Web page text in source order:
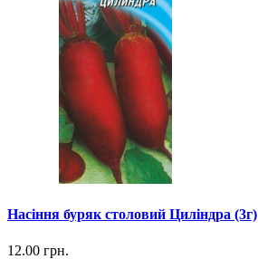
Насіння буряк столовий Циліндра (3г)
12.00 грн.